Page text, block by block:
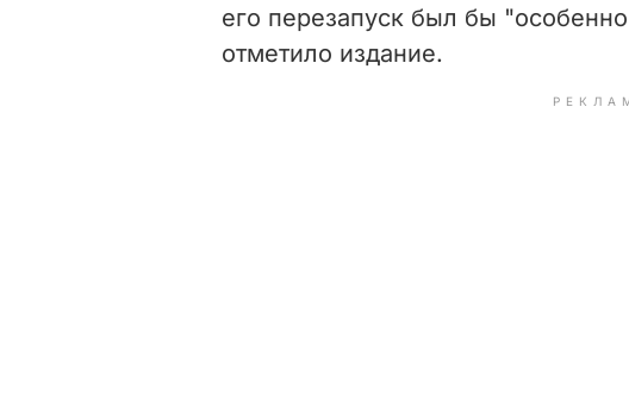
его перезапуск был бы
отметило издание.